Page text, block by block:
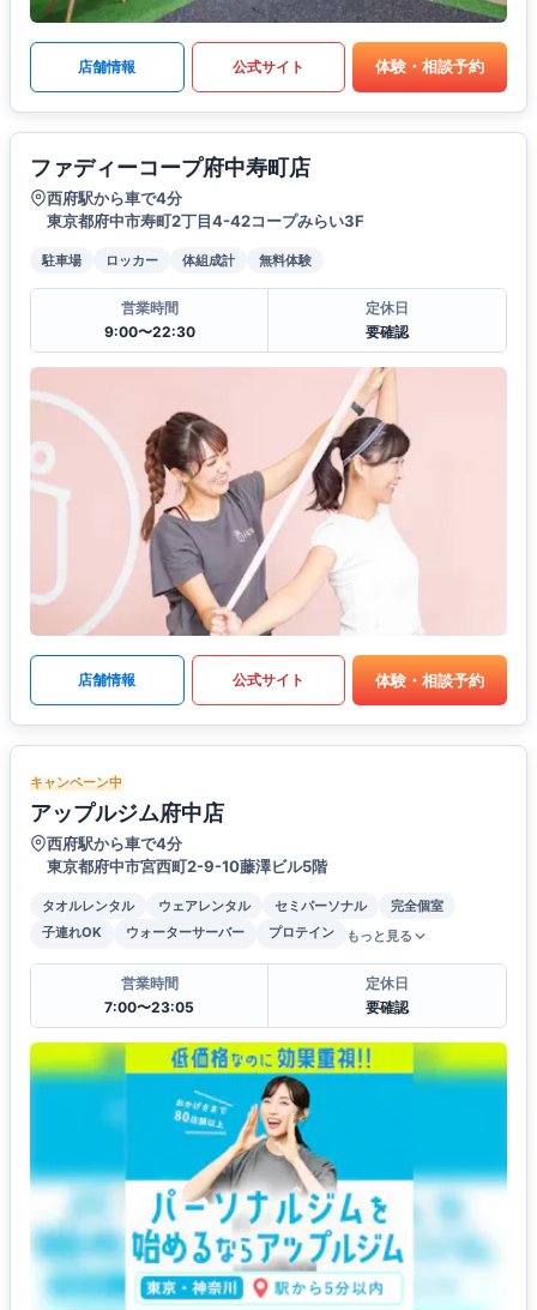
店舗情報 公式サイト 体験・相談予約
ファディーコープ府中寿町店
西府駅から車で4分
東京都府中市寿町2丁目4-42コープみらい3F
駐車場 ロッカー 体組成計 無料体験
営業時間
9:00〜22:30
定休日
要確認
店舗情報 公式サイト 体験・相談予約
キャンペーン中
アップルジム府中店
西府駅から車で4分
東京都府中市宮西町2-9-10藤澤ビル5階
タオルレンタル ウェアレンタル セミパーソナル
完全個室
子連れOK
ウォーターサーバー プロテイン もっと見る
営業時間
7:00〜23:05
定休日
要確認